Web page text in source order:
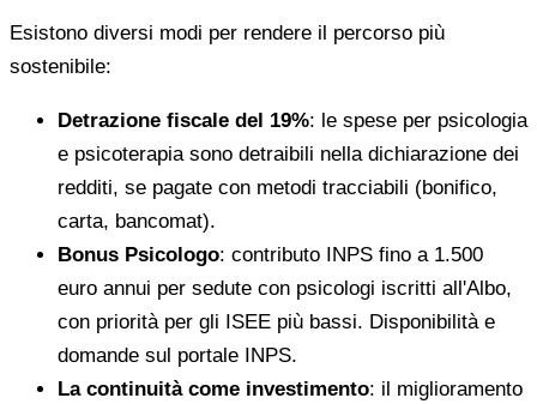
Esistono diversi modi per rendere il percorso più
sostenibile:
Detrazione fiscale del 19%: le spese per psicologia
e psicoterapia sono detraibili nella dichiarazione dei
redditi, se pagate con metodi tracciabili (bonifico,
carta, bancomat).
Bonus Psicologo: contributo INPS fino a 1.500
euro annui per sedute con psicologi iscritti all'Albo,
con priorità per gli ISEE più bassi. Disponibilità e
domande sul portale INPS.
La continuità come investimento: il miglioramento